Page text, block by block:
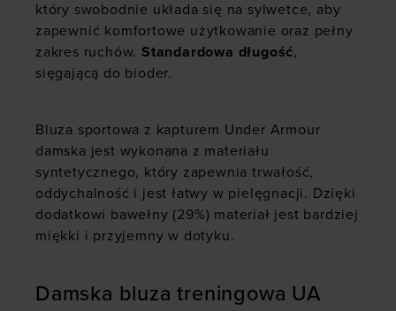
który swobodnie układa się na sylwetce, aby
zapewnić komfortowe użytkowanie oraz pełny
zakres ruchów. Standardowa długość,
sięgającą do bioder.
Bluza sportowa z kapturem Under Armour
damska jest wykonana z materiału
syntetycznego, który zapewnia trwałość,
oddychalność i jest łatwy w pielęgnacji. Dzięki
dodatkowi bawełny (29%) materiał jest bardziej
miękki i przyjemny w dotyku.
Damska bluza treningowa UA